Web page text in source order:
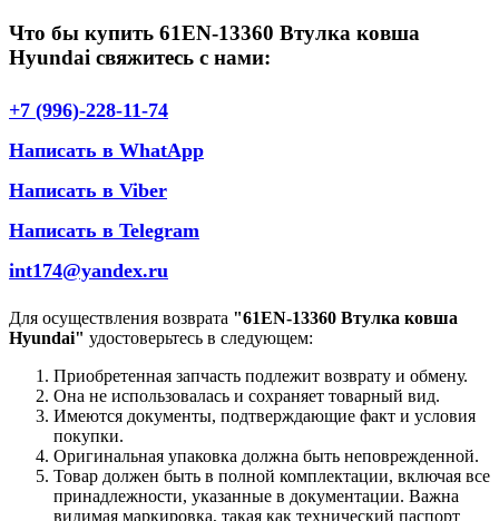
Что бы купить 61EN-13360 Втулка ковша
Hyundai свяжитесь с нами:
+7 (996)-228-11-74
Написать в WhatApp
Написать в Viber
Написать в Telegram
int174@yandex.ru
Для осуществления возврата "61EN-13360 Втулка ковша
Hyundai" удостоверьтесь в следующем:
Приобретенная запчасть подлежит возврату и обмену.
Она не использовалась и сохраняет товарный вид.
Имеются документы, подтверждающие факт и условия
покупки.
Оригинальная упаковка должна быть неповрежденной.
Товар должен быть в полной комплектации, включая все
принадлежности, указанные в документации. Важна
видимая маркировка, такая как технический паспорт